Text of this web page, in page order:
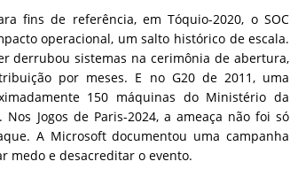
fins de referência, em Tóquio-2020, o SOC
operacional, um salto histórico de escala.
derrubou sistemas na cerimônia de abertura,
por meses. E no G20 de 2011, uma
150 máquinas do Ministério da
Jogos de Paris-2024, a ameaça não foi só
A Microsoft documentou uma campanha
medo e desacreditar o evento.